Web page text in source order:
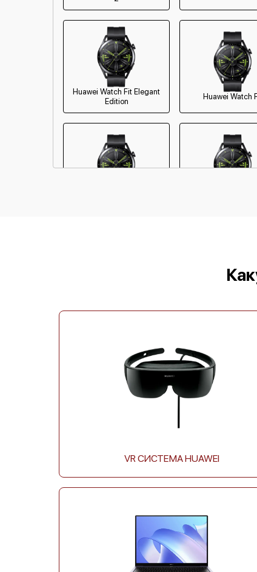
Huawei Watch Fit Elegant
Edition
Huawei Watch
Huawei WATCH GT 42mm
Huawei WATCH
VR СИСТЕМА HUAWEI